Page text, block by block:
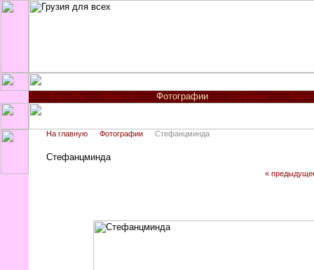
Новости Фотографии О Грузии Виза
На главную Фотографии Стефанцминда
Стефанцминда
«